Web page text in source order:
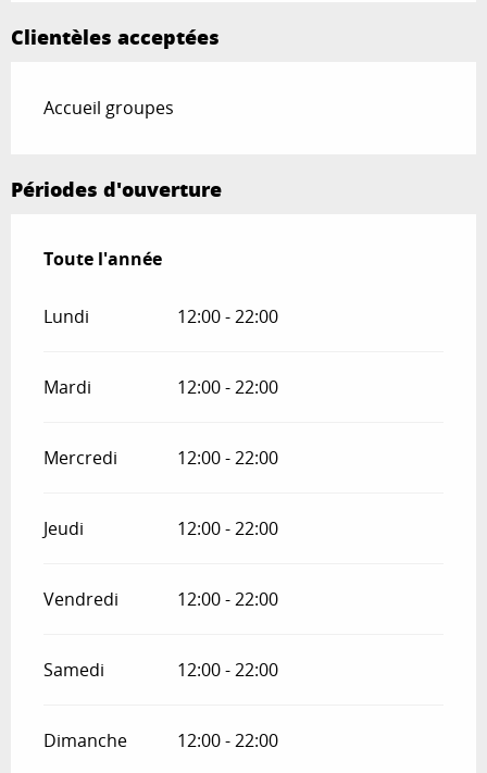
Clientèles acceptées
Accueil groupes
Périodes d'ouverture
Toute l'année
Toute l'année
Lundi 12:00 - 22:00
Mardi 12:00 - 22:00
Mercredi 12:00 - 22:00
Jeudi 12:00 - 22:00
Vendredi 12:00 - 22:00
Samedi 12:00 - 22:00
Dimanche 12:00 - 22:00